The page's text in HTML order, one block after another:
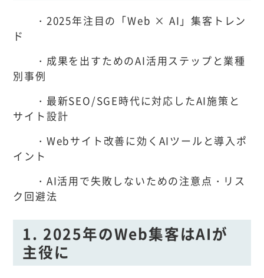
・2025年注目の「Web × AI」集客トレン
ド
・成果を出すためのAI活用ステップと業種
別事例
・最新SEO/SGE時代に対応したAI施策と
サイト設計
・Webサイト改善に効くAIツールと導入ポ
イント
・AI活用で失敗しないための注意点・リス
ク回避法
1. 2025年のWeb集客はAIが
主役に